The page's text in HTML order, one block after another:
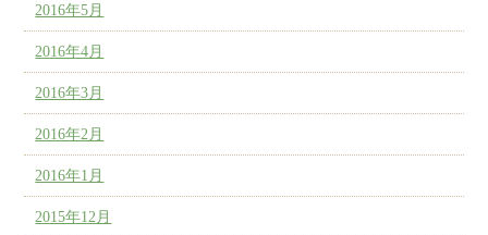
2016年5月
2016年4月
2016年3月
2016年2月
2016年1月
2015年12月